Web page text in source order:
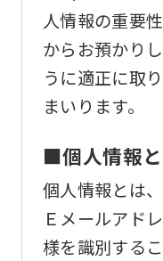
人情報の重要
からお預かり
うに適正に取
まいります。
■個人情報
個人情報とは
Ｅメールアド
様を識別する